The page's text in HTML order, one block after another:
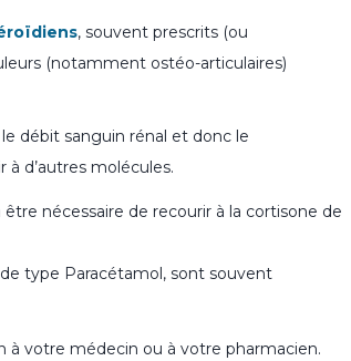
, souvent prescrits (ou
(notamment ostéo-articulaires)
débit sanguin rénal et donc le
d’autres molécules.
nécessaire de recourir à la cortisone de
type Paracétamol, sont souvent
à votre médecin ou à votre pharmacien.